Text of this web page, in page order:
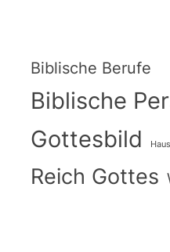
Biblische Berufe
Biblische
Gottesbild
Reich Gottes